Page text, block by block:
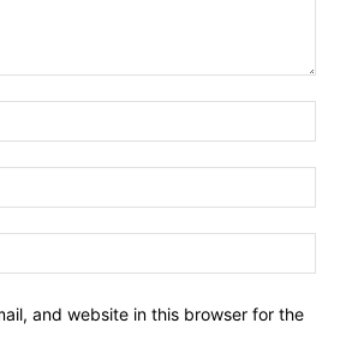
and website in this browser for the